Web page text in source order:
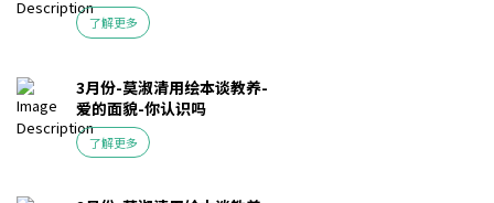
了解更多
3月份-莫淑清用绘本谈教养-
爱的面貌-你认识吗
了解更多